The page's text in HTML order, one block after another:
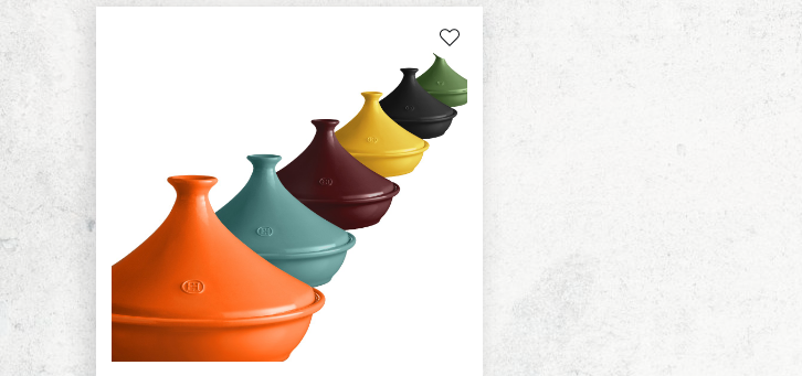
синий
белый